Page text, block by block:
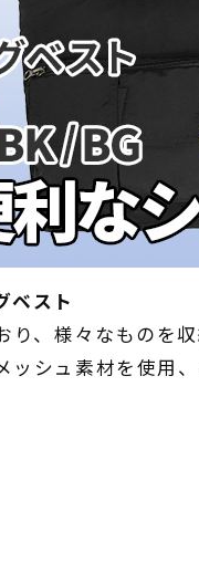
ベスト
り、様々なものを
ッシュ素材を使用